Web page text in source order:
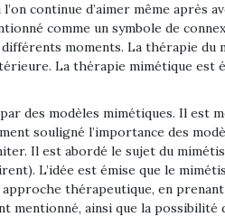
continue d’aimer même après
comme un symbole de
moments. La thérapie du
La thérapie mimétique est
des modèles mimétiques. Il est
souligné l’importance des
Il est abordé le sujet du
L’idée est émise que le
thérapeutique, en
mentionné, ainsi que la possibilité